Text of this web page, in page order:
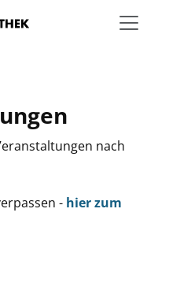
nach
- hier zum